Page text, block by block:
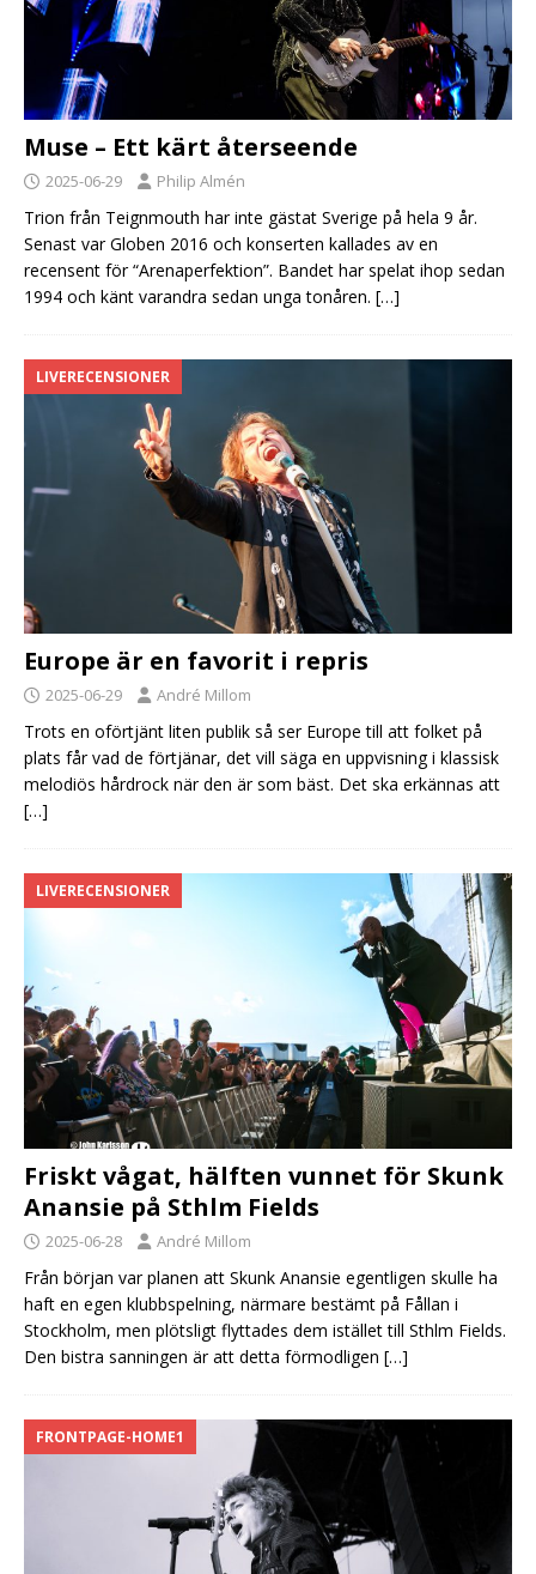
Muse – Ett kärt återseende
2025-06-29 Philip Almén
Trion från Teignmouth har inte gästat Sverige på hela 9 år.
Senast var Globen 2016 och konserten kallades av en
recensent för “Arenaperfektion”. Bandet har spelat ihop sedan
1994 och känt varandra sedan unga tonåren. […]
LIVERECENSIONER
Europe är en favorit i repris
2025-06-29 André Millom
Trots en oförtjänt liten publik så ser Europe till att folket på
plats får vad de förtjänar, det vill säga en uppvisning i klassisk
melodiös hårdrock när den är som bäst. Det ska erkännas att
[…]
LIVERECENSIONER
Friskt vågat, hälften vunnet för Skunk
Anansie på Sthlm Fields
2025-06-28 André Millom
Från början var planen att Skunk Anansie egentligen skulle ha
haft en egen klubbspelning, närmare bestämt på Fållan i
Stockholm, men plötsligt flyttades dem istället till Sthlm Fields.
Den bistra sanningen är att detta förmodligen […]
FRONTPAGE-HOME1